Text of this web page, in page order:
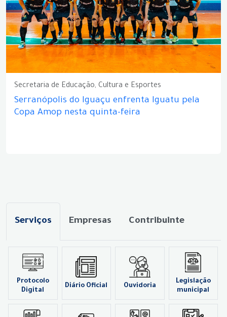
Secretaria de Educação, Cultura e Esportes
Serranópolis do Iguaçu enfrenta Iguatu pela
Copa Amop nesta quinta-feira
Serviços Empresas Contribuinte
Protocolo
Digital
Diário Oficial Ouvidoria
Legislação
municipal